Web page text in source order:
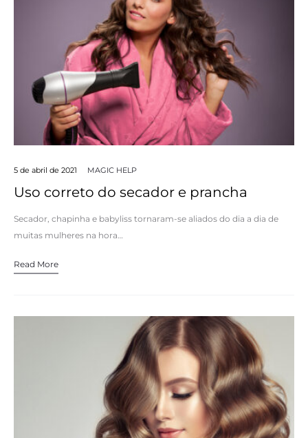
5 de abril de 2021 MAGIC HELP
Uso correto do secador e prancha
Secador, chapinha e babyliss tornaram-se aliados do dia a dia de
muitas mulheres na hora…
Read More